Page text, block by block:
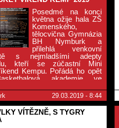
Posedmé na konci
května ožije hala ZŠ
Komenského,
tělocvična Gymnázia
BH Nymburk a
přilehlá venkovní
s nejmladšími adepty
kteří se zúčastní Mini
Kempu. Pořádá ho opět
akademie ve
Nymburk. Patronem
letos Alex Davis.
29.03.2019 - 8:44
VÍTĚZNĚ, S TYGRY